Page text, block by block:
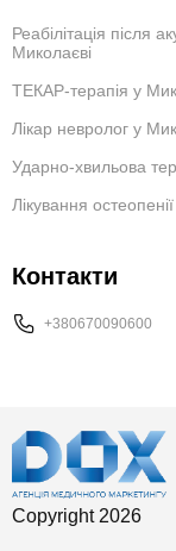
Реабілітація після
Миколаєві
ТЕКАР-терапія у
Лікар невролог у
Ударно-хвильова
Лікування
Контакти
+380670090600
Copyright 2026